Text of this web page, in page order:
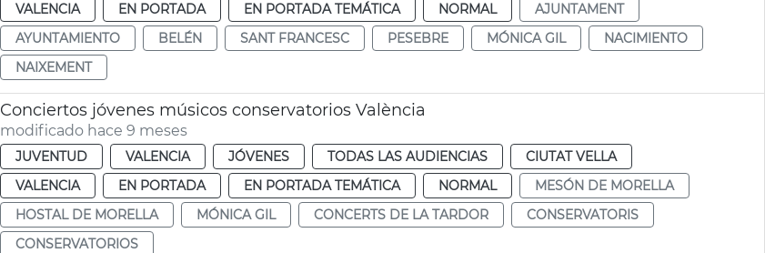
VALENCIA
EN PORTADA EN PORTADA TEMÁTICA NORMAL
AJUNTAMENT
AYUNTAMIENTO
BELÉN SANT FRANCESC PESEBRE MÓNICA GIL
NACIMIENTO
NAIXEMENT
Conciertos jóvenes músicos conservatorios València
modificado hace 9 meses
JUVENTUD VALENCIA JÓVENES TODAS LAS AUDIENCIAS
CIUTAT VELLA
VALENCIA
EN PORTADA EN PORTADA TEMÁTICA NORMAL
MESÓN DE MORELLA
HOSTAL DE MORELLA
MÓNICA GIL CONCERTS DE LA TARDOR
CONSERVATORIS
CONSERVATORIOS